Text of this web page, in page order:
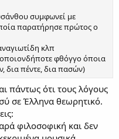
συμφωνεί με
παρατήρησε πρώτος ο
κλπ
φθόγγο όποια
δια πέντε, δια πασών)
πάντως ότι τους λόγους
σε Έλληνα θεωρητικό.
φιλοσοφική και δεν